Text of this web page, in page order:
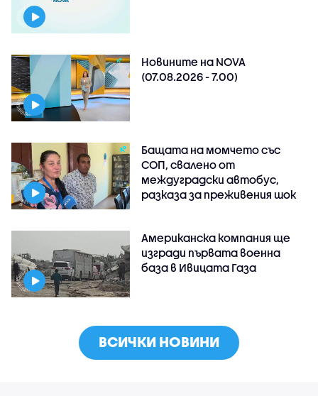
Новините на NOVA
(07.08.2026 - 7.00)
Бащата на момчето със
СОП, свалено от
междуградски автобус,
разказа за преживения шок
Американска компания ще
изгради първата военна
база в Ивицата Газа
ВСИЧКИ НОВИНИ